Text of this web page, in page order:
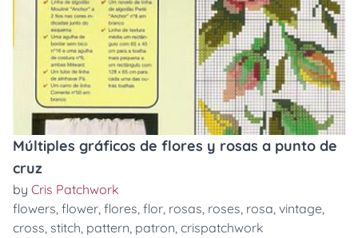
Múltiples gráficos de flores y rosas a punto de
cruz
by Cris Patchwork
flowers, flower, flores, flor, rosas, roses, rosa, vintage,
cross, stitch, pattern, patron, crispatchwork